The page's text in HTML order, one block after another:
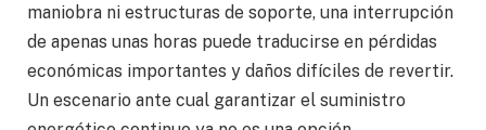
maniobra ni estructuras de soporte, una interrupción
de apenas unas horas puede traducirse en pérdidas
económicas importantes y daños difíciles de revertir.
Un escenario ante cual garantizar el suministro